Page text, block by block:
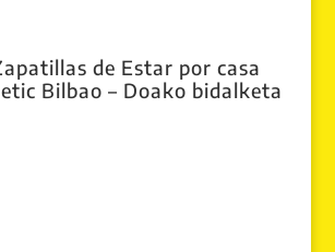
de Estar por casa
Bilbao – Doako bidalketa